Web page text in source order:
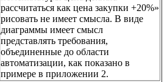
рассчитаться как цена закупки +20%»
рисовать не имеет смысла. В виде
диаграммы имеет смысл
представлять требования,
объединенные до области
автоматизации, как показано в
примере в приложении 2.